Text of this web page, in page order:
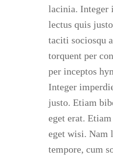
lacinia. Integer
lectus quis
taciti sociosqu
torquent per
per inceptos
Integer
justo. Etiam
eget erat.
eget wisi. Nam
tempore, cum